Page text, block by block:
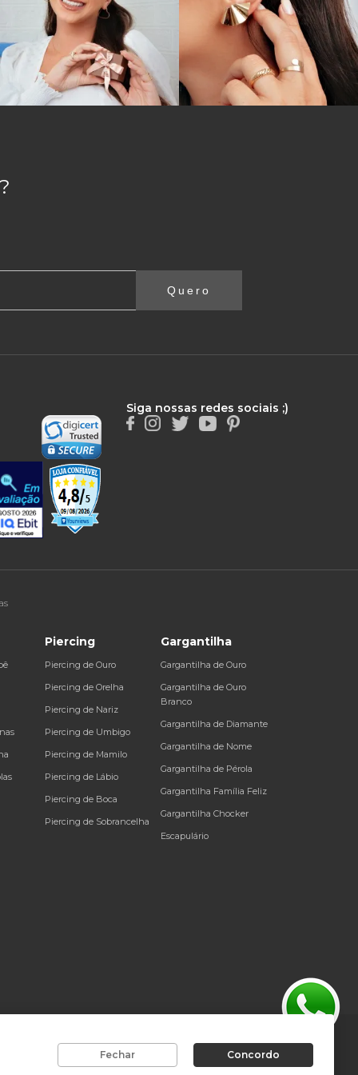
Fechar Concordo
Quero
Siga nossas redes sociais ;)
Piercing
Piercing de Ouro
Piercing de Orelha
Piercing de Nariz
Piercing de Umbigo
Piercing de Mamilo
Piercing de Lábio
Piercing de Boca
Piercing de Sobrancelha
Gargantilha
Gargantilha de Ouro
Gargantilha de Ouro
Branco
Gargantilha de Diamante
Gargantilha de Nome
Gargantilha de Pérola
Gargantilha Família Feliz
Gargantilha Chocker
Escapulário
Copyright © Joiasgold. Todos os direitos reservados.
88010-001